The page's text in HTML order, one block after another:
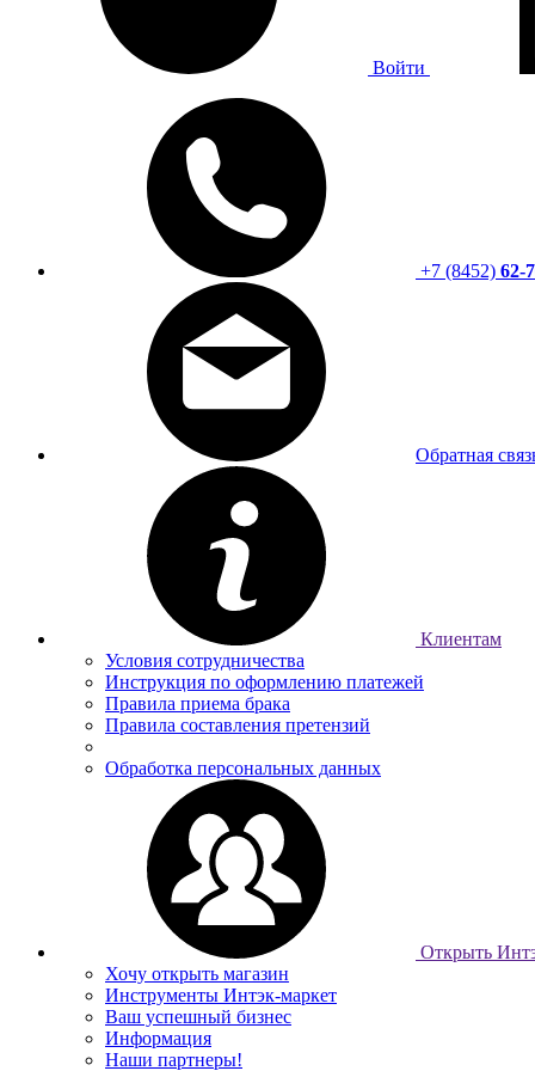
Войти
+7 (8452) 62-
Обратная
Клиентам
Условия сотрудничества
Инструкция по оформлению платежей
Правила приема брака
Правила составления претензий
Обработка персональных данных
Открыть
Хочу открыть магазин
Инструменты Интэк-маркет
Ваш успешный бизнес
Информация
Наши партнеры!